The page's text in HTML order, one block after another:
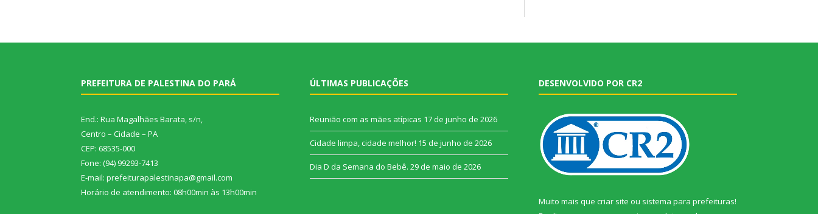
PREFEITURA DE PALESTINA DO PARÁ
End.: Rua Magalhães Barata, s/n,
Centro – Cidade – PA
CEP: 68535-000
Fone: (94) 99293-7413
E-mail: prefeiturapalestinapa@gmail.com
Horário de atendimento: 08h00min às 13h00min
ÚLTIMAS PUBLICAÇÕES
Reunião com as mães atípicas 17 de junho de 2026
Cidade limpa, cidade melhor! 15 de junho de 2026
Dia D da Semana do Bebê. 29 de maio de 2026
DESENVOLVIDO POR CR2
Muito mais que criar site ou sistema para prefeituras!